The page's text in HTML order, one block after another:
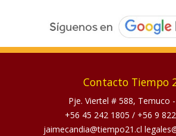
Contacto Tiempo
Pje. Viertel # 588, Temuco -
+56 45 242 1805 / +56 9
jaimecandia@tiempo21.cl